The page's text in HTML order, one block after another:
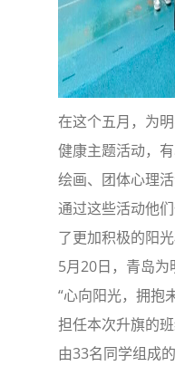
在这个五月，为
健康主题活动，
绘画、团体心理
通过这些活动他
了更加积极的阳
5月20日，青岛
“心向阳光，拥抱
担任本次升旗的
由33名同学组成